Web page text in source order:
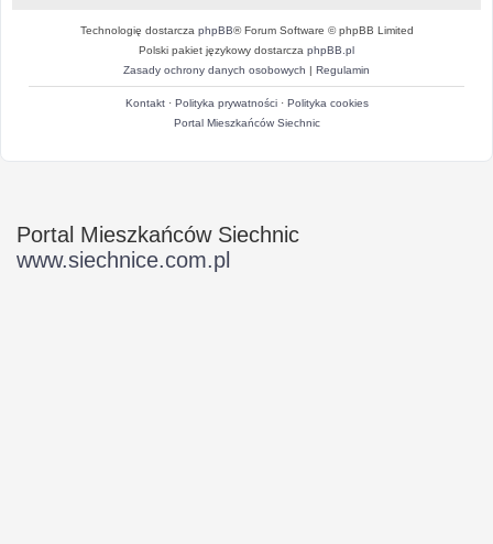
Technologię dostarcza phpBB® Forum Software © phpBB Limited
Polski pakiet językowy dostarcza phpBB.pl
Zasady ochrony danych osobowych | Regulamin
Kontakt· Polityka prywatności· Polityka cookies
Portal Mieszkańców Siechnic
Portal Mieszkańców Siechnic
www.siechnice.com.pl